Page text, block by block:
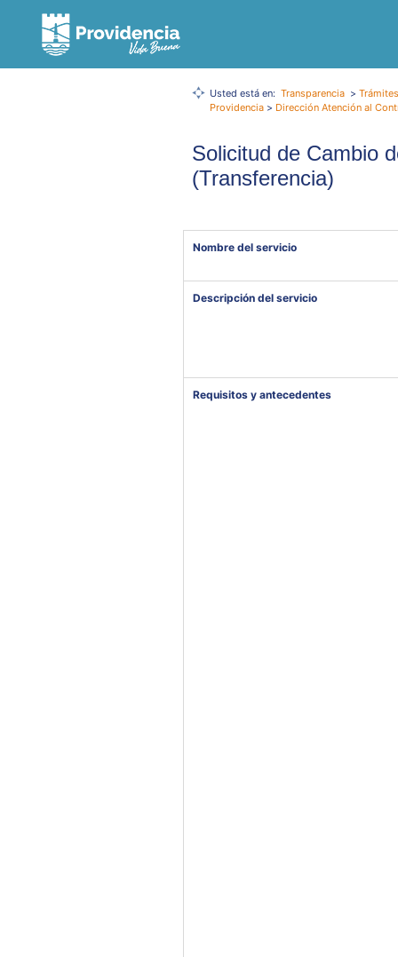
Usted está en: Transparencia >
Providencia > Dirección Atención al
Solicitud de Cambio
(Transferencia)
Nombre del servicio
Descripción del servicio
Requisitos y antecedentes